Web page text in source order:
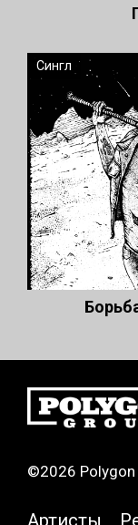
Сингл
©2026 Polygon
Артисты